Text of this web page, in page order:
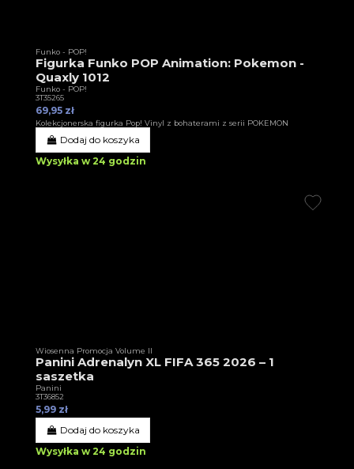
Funko - POP!
Figurka Funko POP Animation: Pokemon -
Quaxly 1012
Funko - POP!
3T35265
69,95 zł
Kolekcjonerska figurka Pop! Vinyl z bohaterami z serii POKEMON
Dodaj do koszyka
Wysyłka w 24 godzin
Wiosenna Promocja Volume II
Panini Adrenalyn XL FIFA 365 2026 – 1
saszetka
Panini
3T36852
5,99 zł
Dodaj do koszyka
Wysyłka w 24 godzin